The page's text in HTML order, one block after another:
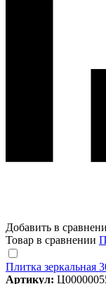
Добавить в
Товар в сравнении
Плитка зеркальная
Артикул: